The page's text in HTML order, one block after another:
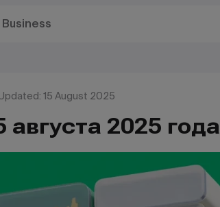
15 August 2025
2025 года